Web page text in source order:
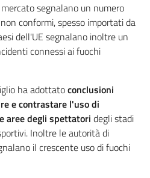
segnalano un numero
conformi, spesso importati da
dell'UE segnalano inoltre un
connessi ai fuochi
ha adottatoconclusioni
e contrastare l'uso di
aree degli spettatori degli stadi
Inoltre le autorità di
il crescente uso di fuochi